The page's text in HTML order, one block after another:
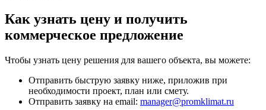
Как узнать цену и получить
коммерческое предложение
Чтобы узнать цену решения для вашего объекта, вы можете:
Отправить быструю заявку ниже, приложив при
необходимости проект, план или смету.
Отправить заявку на email: manager@promklimat.ru